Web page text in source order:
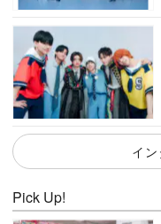
イ
Pick Up!